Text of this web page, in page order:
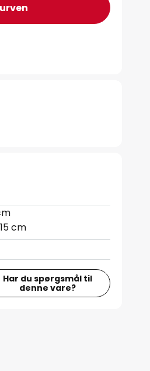
cm
Har du spørgsmål til
denne vare?